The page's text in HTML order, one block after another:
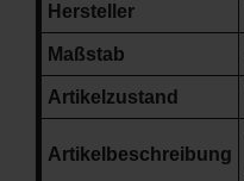
Hersteller
Maßstab
Artikelzustand
Artikelbeschreibung